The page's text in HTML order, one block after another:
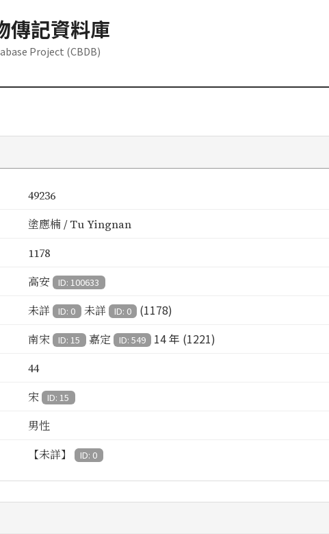
傳記資料庫
Project (CBDB)
49236
塗應楠 / Tu Yingnan
1178
高安 ID: 100633
未詳 ID: 0 未詳 ID: 0
(1178)
南宋 ID: 15 嘉定 ID: 549
14 年 (1221)
44
宋 ID: 15
男性
【未詳】 ID: 0